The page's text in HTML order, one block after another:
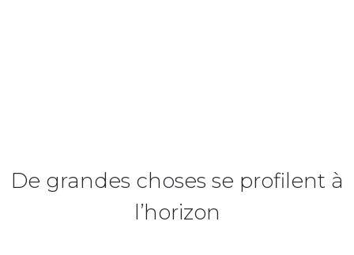
De grandes choses se profilent à
l’horizon